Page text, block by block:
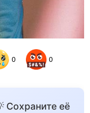
0 0
Сохраните её